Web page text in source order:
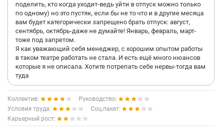
поделить, кто когда уходит-ведь уйти в отпуск можно только
по одному) но это пустяк, если бы не то что и в другие месяца
вам будет категорически запрещено брать отпуск: август,
сентябрь, октябрь-даже не думайте! Январь, февраль, март-
тоже под запретом.
Я как уважающий себя менеджер, с хорошим опытом работы
в таком театре работать не стала. И есть ещё много нюансов
которые я не описала. Хотите потрепать себе нервы-тогда вам
туда
Коллектив:
Руководство:
Условия труда:
Соц.пакет:
Карьерный рост: